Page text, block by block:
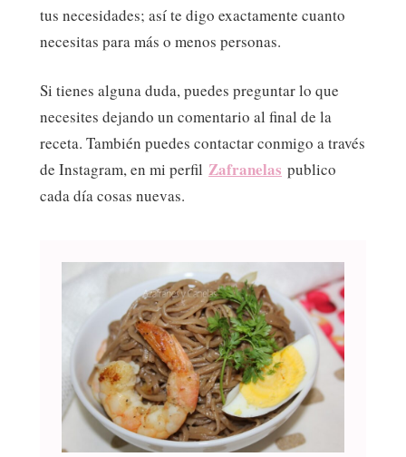
tus necesidades; así te digo exactamente cuanto
necesitas para más o menos personas.
Si tienes alguna duda, puedes preguntar lo que
necesites dejando un comentario al final de la
receta. También puedes contactar conmigo a través
de Instagram, en mi perfil Zafranelas publico
cada día cosas nuevas.